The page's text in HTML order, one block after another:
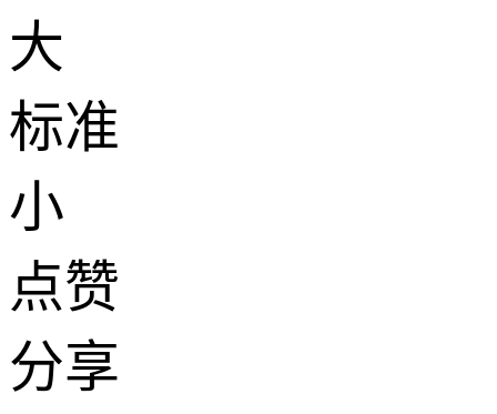
大
标准
小
点赞
分享